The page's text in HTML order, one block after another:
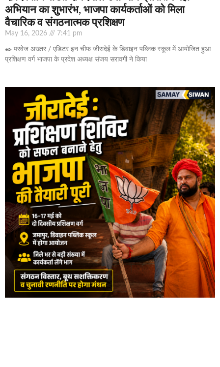
अभियान का शुभारंभ, भाजपा कार्यकर्ताओं को मिला
वैचारिक व संगठनात्मक प्रशिक्षण
May 16, 2026 7:41 pm
✒️ परवेज अख्तर / एडिटर इन चीफ जीरादेई के डिवाइन पब्लिक स्कूल में आयोजित हुआ
प्रशिक्षण वर्ग भाजपा के प्रदेश अध्यक्ष संजय सरावगी ने किया